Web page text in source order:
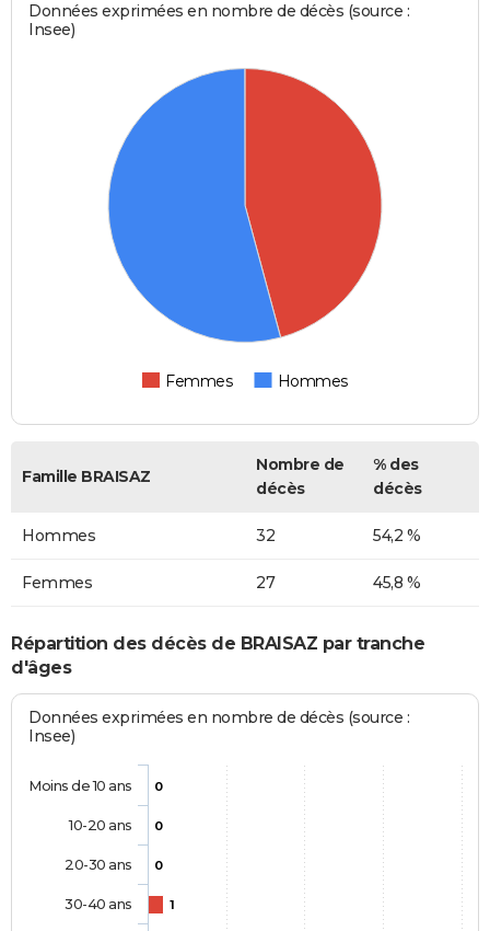
Données exprimées en nombre de décès (source :
Insee)
Femmes Hommes
Famille BRAISAZ
Nombre de
décès
% des
décès
Hommes 32 54,2 %
Femmes 27 45,8 %
Répartition des décès de BRAISAZ par tranche
d'âges
Données exprimées en nombre de décès (source :
Insee)
0
0
0
1
Moins de 10 ans
10-20 ans
20-30 ans
30-40 ans